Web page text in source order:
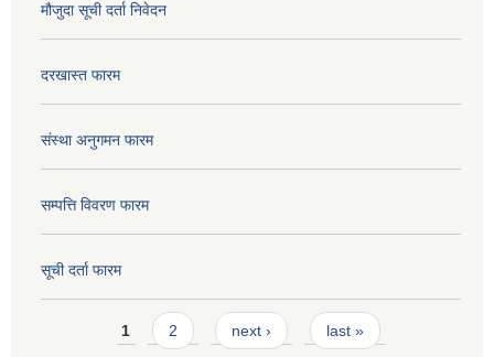
मौजुदा सूची दर्ता निवेदन
दरखास्त फारम
संस्था अनुगमन फारम
सम्पत्ति विवरण फारम
सूची दर्ता फारम
Pages1 2 next › last »